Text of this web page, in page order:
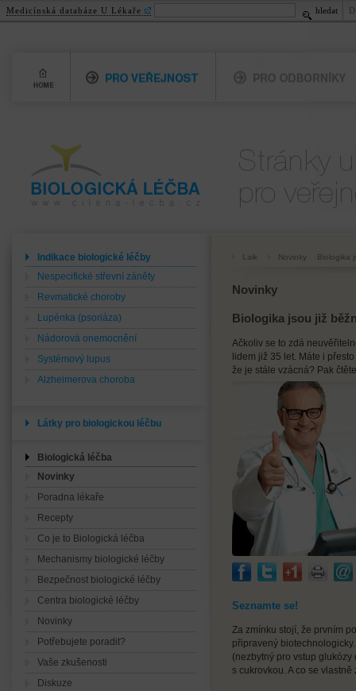
Biologická léčba Pro veřejnost
Indikace biologické léčby
Nespecifické střevní záněty
Revmatické choroby
Lupénka (psoriáza)
Nádorová onemocnění
Systémový lupus
Alzheimerova choroba
Látky pro biologickou léčbu
Biologická léčba
Novinky
Poradna lékaře
Recepty
Co je to Biologická léčba
Mechanismy biologické léčby
Bezpečnost biologické léčby
Centra biologické léčby
Novinky
Potřebujete poradit?
Vaše zkušenosti
Diskuze
Laik Novinky Biologika
Novinky
Biologika jsou již
Ačkoliv se to zdá
lidem již 35 let. Máte i
že je stále vzácná? Pak
Seznamte se!
Za zmínku stojí, že prvním
připravený
(nezbytný pro vstup
s cukrovkou. A co se
Medicínská databáze U Lékaře hledat